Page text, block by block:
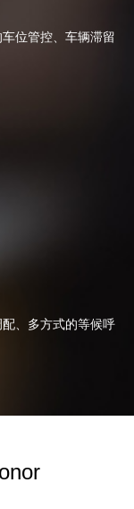
位管控、车辆滞留
、多方式的等候呼